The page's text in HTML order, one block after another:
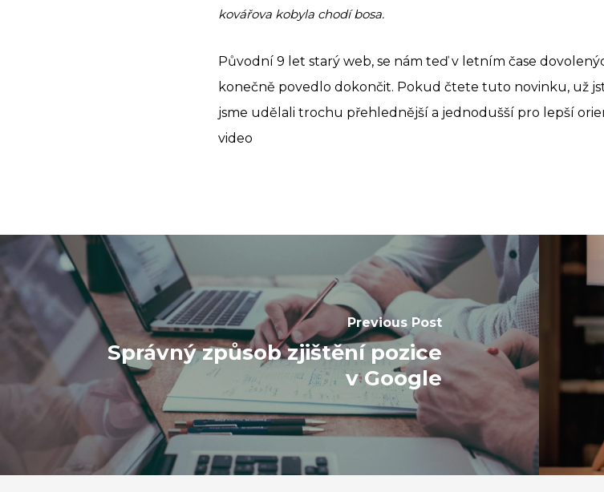
kovářova kobyla chodí bosa.
Původní 9 let starý web, se nám teď v letním čase
konečně povedlo dokončit. Pokud čtete tuto novinku, už
jsme udělali trochu přehlednější a jednodušší pro lepší
video
Previous Post
Správný způsob zjištění pozice
v Google